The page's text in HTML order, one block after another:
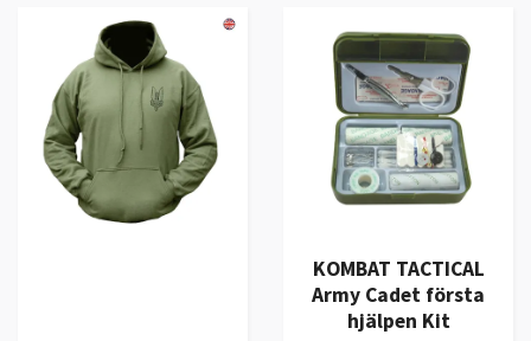
KOMBAT TACTICAL
Army Cadet första
hjälpen Kit